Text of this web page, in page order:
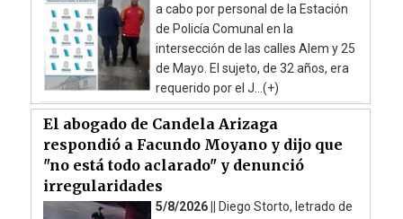
a cabo por personal de la Estación
de Policía Comunal en la
intersección de las calles Alem y 25
de Mayo. El sujeto, de 32 años, era
requerido por el J...(+)
El abogado de Candela Arizaga
respondió a Facundo Moyano y dijo que
"no está todo aclarado" y denunció
irregularidades
5/8/2026 || Diego Storto, letrado de